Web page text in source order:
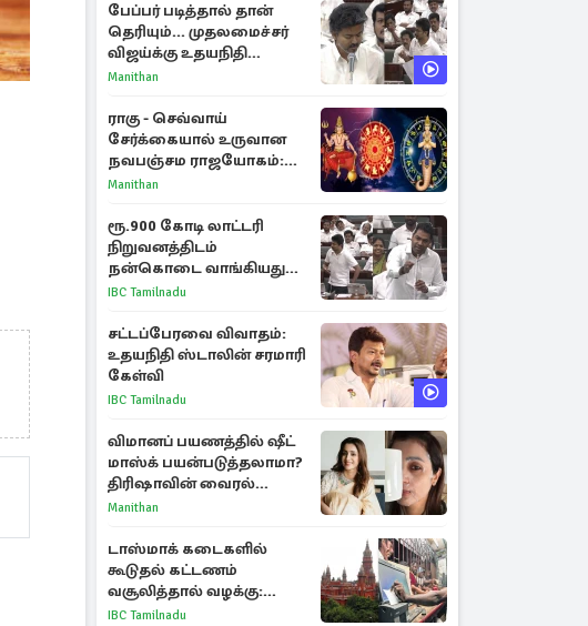
பேப்பர் படித்தால் தான்
தெரியும்... முதலமைச்சர்
விஜய்க்கு உதயநிதி
ஸ்டாலின் பதிலடி
Manithan
ராகு - செவ்வாய்
சேர்க்கையால் உருவான
நவபஞ்சம ராஜயோகம்:
அதிர்ஷ்டம் பெறும் 3
Manithan
ரூ.900 கோடி லாட்டரி
நிறுவனத்திடம்
நன்கொடை வாங்கியது
ஏன்? உதயநிதி - ஆதவ்
IBC Tamilnadu
சட்டப்பேரவை விவாதம்:
உதயநிதி ஸ்டாலின் சரமாரி
கேள்வி
IBC Tamilnadu
விமானப் பயணத்தில் ஷீட்
மாஸ்க் பயன்படுத்தலாமா?
திரிஷாவின் வைரல்
செல்ஃபிக்கு மருத்துவர்
Manithan
டாஸ்மாக் கடைகளில்
கூடுதல் கட்டணம்
வசூலித்தால் வழக்கு:
சென்னை உயர்நீதிமன்றம்
IBC Tamilnadu